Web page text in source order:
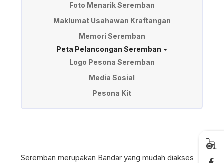
Foto Menarik Seremban
Maklumat Usahawan Kraftangan
Memori Seremban
Peta Pelancongan Seremban
Logo Pesona Seremban
Media Sosial
Pesona Kit
Seremban merupakan Bandar yang mudah diakses